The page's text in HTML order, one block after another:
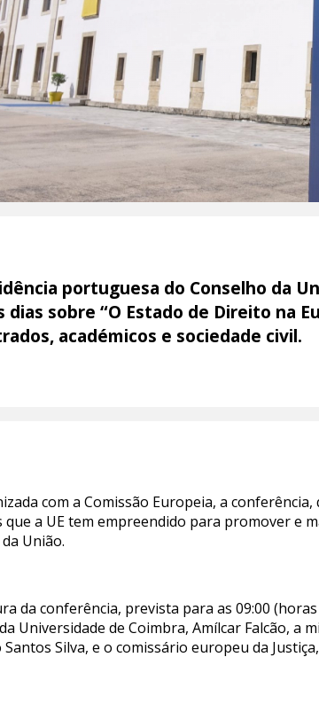
portuguesa do Conselho da
dias sobre “O Estado de Direito na
académicos e sociedade civil.
com a Comissão Europeia, a
que a UE tem empreendido para promover e
União.
da conferência, prevista para as 09:00
Universidade de Coimbra, Amílcar Falcão, a
Silva, e o comissário europeu da